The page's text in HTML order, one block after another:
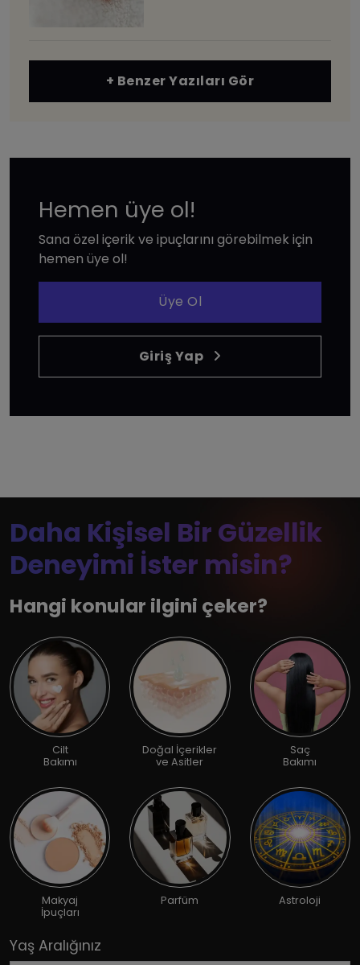
+ Benzer Yazıları Gör
Hemen üye ol!
Sana özel içerik ve ipuçlarını görebilmek için
hemen üye ol!
Üye Ol
Giriş Yap
Daha Kişisel Bir Güzellik
Deneyimi İster misin?
Hangi konular ilgini çeker?
Cilt
Bakımı
Doğal İçerikler
ve Asitler
Saç
Bakımı
Makyaj
İpuçları
Parfüm Astroloji
Yaş Aralığınız